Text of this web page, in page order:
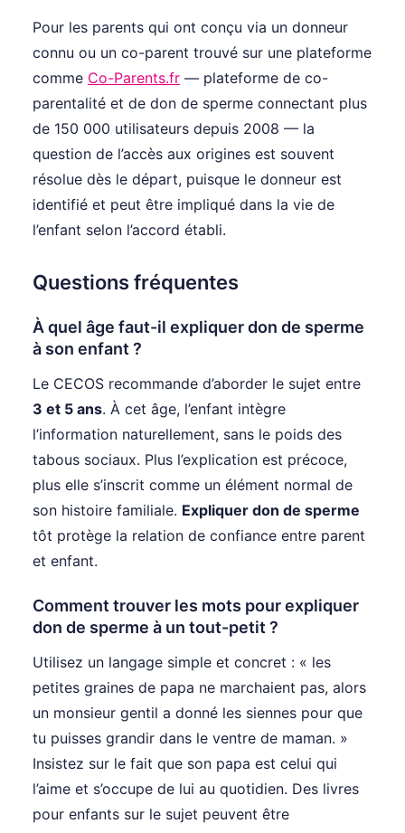
Pour les parents qui ont conçu via un donneur
connu ou un co-parent trouvé sur une plateforme
comme Co-Parents.fr — plateforme de co-
parentalité et de don de sperme connectant plus
de 150 000 utilisateurs depuis 2008 — la
question de l’accès aux origines est souvent
résolue dès le départ, puisque le donneur est
identifié et peut être impliqué dans la vie de
l’enfant selon l’accord établi.
Questions fréquentes
À quel âge faut-il expliquer don de sperme
à son enfant ?
Le CECOS recommande d’aborder le sujet entre
3 et 5 ans. À cet âge, l’enfant intègre
l’information naturellement, sans le poids des
tabous sociaux. Plus l’explication est précoce,
plus elle s’inscrit comme un élément normal de
son histoire familiale. Expliquer don de sperme
tôt protège la relation de confiance entre parent
et enfant.
Comment trouver les mots pour expliquer
don de sperme à un tout-petit ?
Utilisez un langage simple et concret : « les
petites graines de papa ne marchaient pas, alors
un monsieur gentil a donné les siennes pour que
tu puisses grandir dans le ventre de maman. »
Insistez sur le fait que son papa est celui qui
l’aime et s’occupe de lui au quotidien. Des livres
pour enfants sur le sujet peuvent être